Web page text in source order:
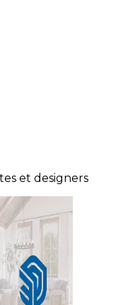
et designers